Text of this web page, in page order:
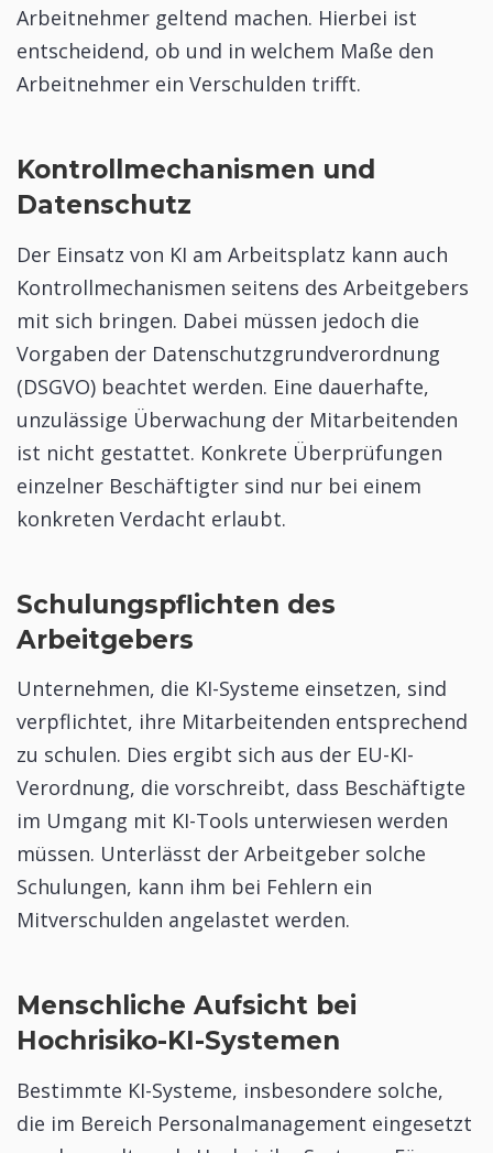
Arbeitnehmer geltend machen. Hierbei ist
entscheidend, ob und in welchem Maße den
Arbeitnehmer ein Verschulden trifft.
Kontrollmechanismen und
Datenschutz
Der Einsatz von KI am Arbeitsplatz kann auch
Kontrollmechanismen seitens des Arbeitgebers
mit sich bringen. Dabei müssen jedoch die
Vorgaben der Datenschutzgrundverordnung
(DSGVO) beachtet werden. Eine dauerhafte,
unzulässige Überwachung der Mitarbeitenden
ist nicht gestattet. Konkrete Überprüfungen
einzelner Beschäftigter sind nur bei einem
konkreten Verdacht erlaubt.
Schulungspflichten des
Arbeitgebers
Unternehmen, die KI-Systeme einsetzen, sind
verpflichtet, ihre Mitarbeitenden entsprechend
zu schulen. Dies ergibt sich aus der EU-KI-
Verordnung, die vorschreibt, dass Beschäftigte
im Umgang mit KI-Tools unterwiesen werden
müssen. Unterlässt der Arbeitgeber solche
Schulungen, kann ihm bei Fehlern ein
Mitverschulden angelastet werden.
Menschliche Aufsicht bei
Hochrisiko-KI-Systemen
Bestimmte KI-Systeme, insbesondere solche,
die im Bereich Personalmanagement eingesetzt